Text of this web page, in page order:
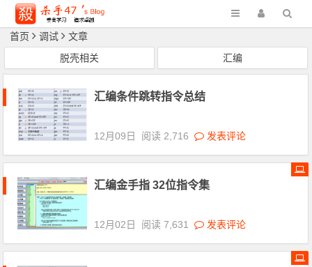
首页 调试
文章
脱壳相关
汇编
汇编条件跳转指令总结
12月09日 阅读 2,716 发表评论
汇编金手指 32位指令集
12月02日 阅读 7,631 发表评论